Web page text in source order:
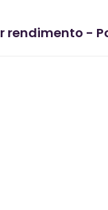
rendimento -